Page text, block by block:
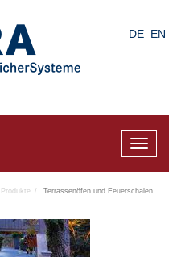
DE EN
Toggle
Produkte Terrassenöfen und Feuerschalen